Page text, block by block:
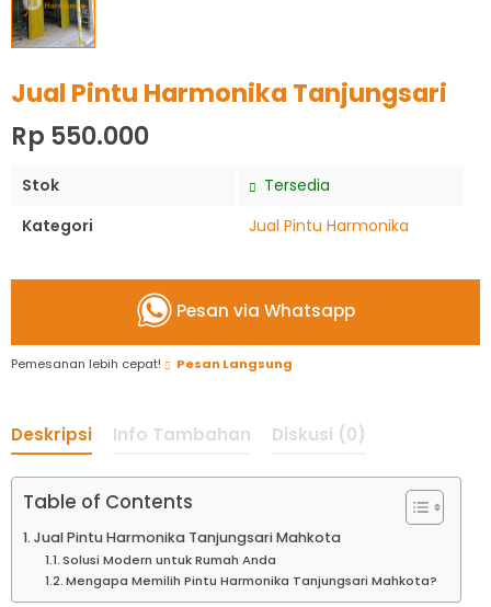
Jual Pintu Harmonika Tanjungsari
Rp 550.000
Stok
Tersedia
Kategori
Jual Pintu Harmonika
Pesan via Whatsapp
Pemesanan lebih cepat! Pesan Langsung
Deskripsi Info Tambahan Diskusi (0)
Table of Contents
Jual Pintu Harmonika Tanjungsari Mahkota
Solusi Modern untuk Rumah Anda
Mengapa Memilih Pintu Harmonika Tanjungsari Mahkota?